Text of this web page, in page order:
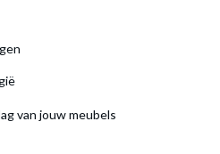
van jouw meubels